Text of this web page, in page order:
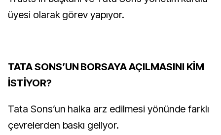
üyesi olarak görev yapıyor.
TATA SONS’UN BORSAYA AÇILMASINI KİM
İSTİYOR?
Tata Sons’un halka arz edilmesi yönünde farklı
çevrelerden baskı geliyor.